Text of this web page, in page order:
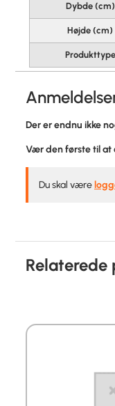
Dybde (cm)
Højde (cm)
Produkttype
Der er endnu ikke
Vær den første til at
Du skal være
Relaterede